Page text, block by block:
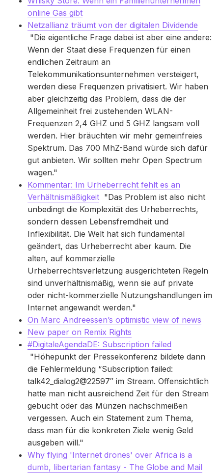
online Gas gibt
Netzallianz träumt von der digitalen Dividende
"Die eigentliche Frage dabei ist aber eine andere:
Wenn der Staat diese Frequenzen für einen
endlichen Zeitraum an
Telekommunikationsunternehmen versteigert,
werden diese Frequenzen privatisiert. Wir haben
aber gleichzeitig das Problem, dass die der
Allgemeinheit frei zustehenden WLAN-
Frequenzen 2,4 GHZ und 5 GHZ langsam voll
werden. Hier bräuchten wir mehr gemeinfreies
Spektrum. Das 700 MhZ-Band würde sich dafür
gut anbieten. Wir sollten mehr Open Spectrum
wagen."
Kommentar: Im Urheberrecht fehlt es an
Verhältnismäßigkeit "Das Problem ist also nicht
unbedingt die Komplexität des Urheberrechts,
sondern dessen Lebensfremdheit und
Inflexibilität. Die Welt hat sich fundamental
geändert, das Urheberrecht aber kaum. Die
alten, auf kommerzielle
Urheberrechtsverletzung ausgerichteten Regeln
sind unverhältnismäßig, wenn sie auf private
oder nicht-kommerzielle Nutzungshandlungen im
Internet angewandt werden."
On Marc Andreessen’s optimistic view of news
New paper on Remix Rights
#DigitaleAgendaDE: Subscription failed
"Höhepunkt der Pressekonferenz bildete dann
die Fehlermeldung “Subscription failed:
talk42_dialog2@22597″ im Stream. Offensichtlich
hatte man nicht ausreichend Zeit für den Stream
gebucht oder das Münzen nachschmeißen
vergessen. Auch ein Statement zum Thema,
dass man für die konkreten Ziele wenig Geld
ausgeben will."
Why flying 'Internet drones' over Africa is a
dumb, libertarian fantasy - The Globe and Mail